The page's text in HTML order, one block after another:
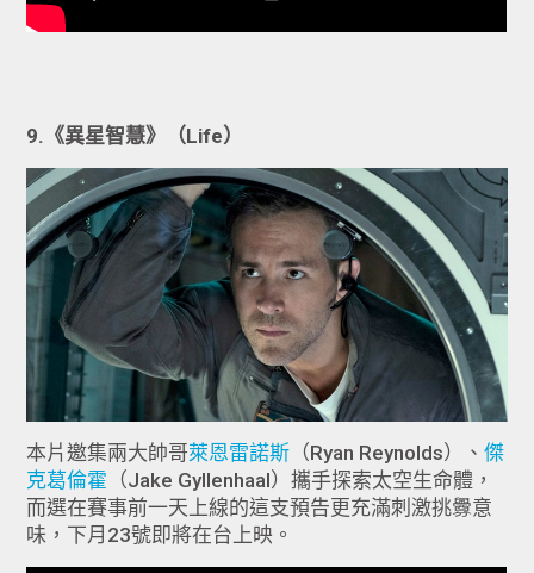
9.《異星智慧》（Life）
本片邀集兩大帥哥萊恩雷諾斯 （Ryan Reynolds）、傑
克葛倫霍 （Jake Gyllenhaal）攜手探索太空生命體，
而選在賽事前一天上線的這支預告更充滿刺激挑釁意
味，下月23號即將在台上映。